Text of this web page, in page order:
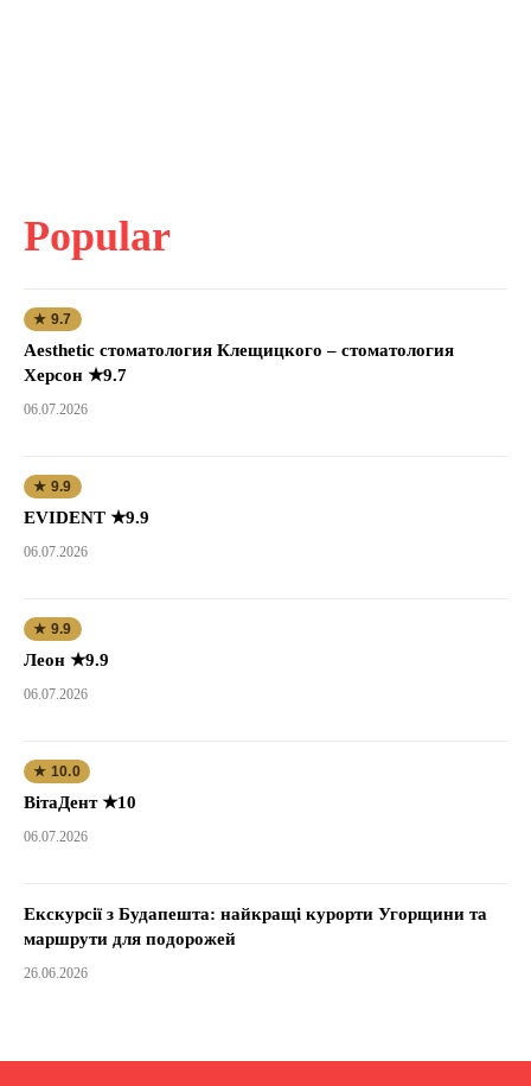
Popular
★ 9.7
Aesthetic стоматология Клещицкого – стоматология
Херсон ★9.7
06.07.2026
★ 9.9
EVIDENT ★9.9
06.07.2026
★ 9.9
Леон ★9.9
06.07.2026
★ 10.0
ВітаДент ★10
06.07.2026
Екскурсії з Будапешта: найкращі курорти Угорщини та
маршрути для подорожей
26.06.2026